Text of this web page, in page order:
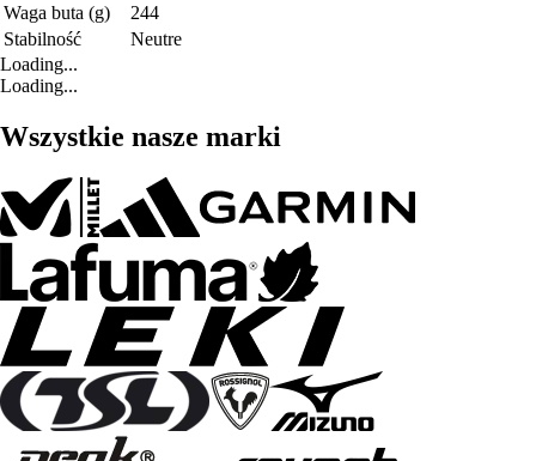
Waga buta (g)
244
Stabilność
Neutre
Loading...
Loading...
Wszystkie nasze marki